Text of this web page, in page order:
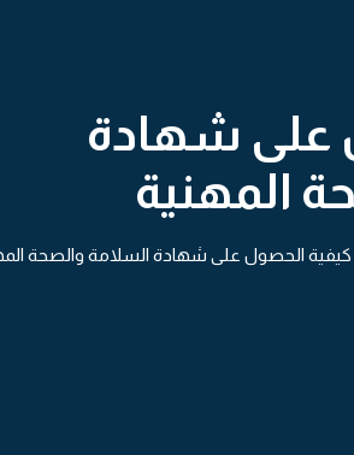
على شهادة
المهنية
كيفية الحصول على شهادة السلامة والصحة